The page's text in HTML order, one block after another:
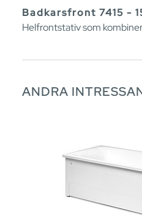
Badkarsfront 7415 -
Helfrontstativ som
ANDRA